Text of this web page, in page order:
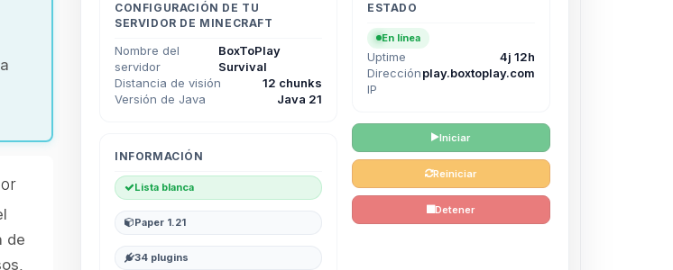
de
CONFIGURACIÓN DE TU
SERVIDOR DE MINECRAFT
Nombre del
servidor
BoxToPlay
Survival
Distancia de visión
12 chunks
Versión de Java
Java 21
INFORMACIÓN
Lista blanca
Paper 1.21
34 plugins
ESTADO
En línea
Uptime
4j 12h
Dirección
IP
play.boxtoplay.com
Iniciar
Reiniciar
Detener